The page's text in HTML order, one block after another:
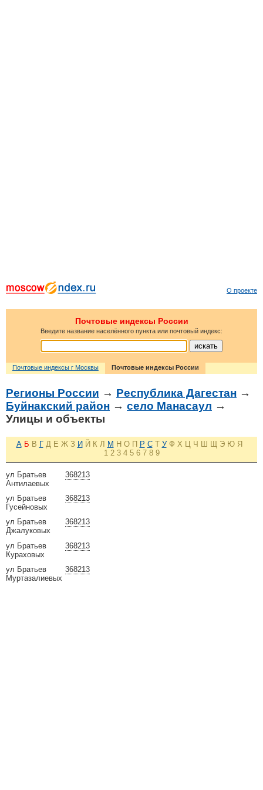
О проекте
Почтовые индексы России
Введите название населённого пункта или почтовый индекс:
Почтовые индексы г Москвы Почтовые индексы России
Регионы России → Республика Дагестан →
Буйнакский район → село Манасаул →
Улицы и объекты
А Б В Г Д Е Ж З И Й К Л М Н О П Р С Т У Ф Х Ц Ч Ш Щ Э Ю Я
1 2 3 4 5 6 7 8 9
368213
ул Братьев
Антилаевых
368213
ул Братьев
Гусейновых
368213
ул Братьев
Джалуковых
368213
ул Братьев
Кураховых
368213
ул Братьев
Муртазалиевых